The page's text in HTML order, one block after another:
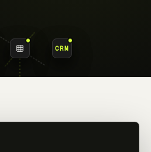
CRM
CORE